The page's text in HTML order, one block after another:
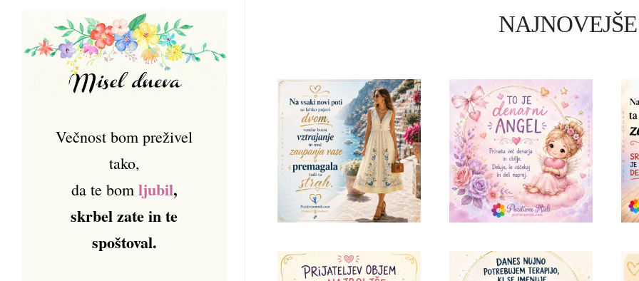
Večnost bom preživel
tako,
da te bom ljubil,
skrbel zate in te
spoštoval.